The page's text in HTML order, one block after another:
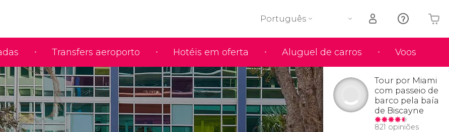
Transfers aeroporto Hotéis em oferta Aluguel de carros Voos
Português
O seu carrinho está vazio
Tour por Miami
com passeio de
barco pela baía
de Biscayne
821 opiniões